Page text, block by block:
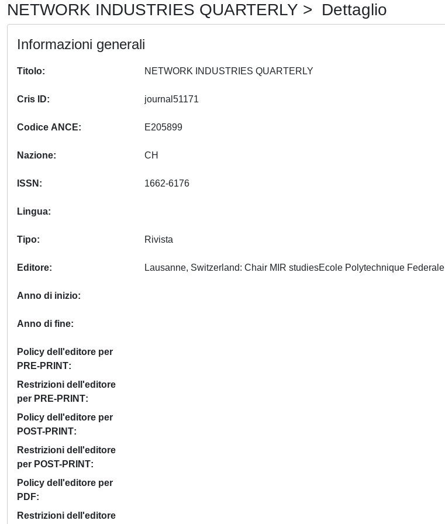
NETWORK INDUSTRIES QUARTERLY > Dettaglio
Informazioni generali
Titolo
Cris ID
Codice ANCE
Nazione
ISSN
Lingua
Tipo Rivista
Editore
Anno di inizio
Anno di fine
Policy dell'editore per
PRE-PRINT
Restrizioni dell'editore
per PRE-PRINT
Policy dell'editore per
POST-PRINT
Restrizioni dell'editore
per POST-PRINT
Policy dell'editore per
PDF
Restrizioni dell'editore